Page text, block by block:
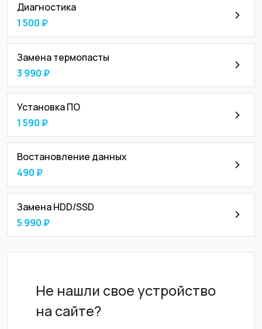
Диагностика
1 500 ₽
Замена термопасты
3 990 ₽
Установка ПО
1 590 ₽
Востановление данных
490 ₽
Замена HDD/SSD
5 990 ₽
Не нашли свое устройство
на сайте?